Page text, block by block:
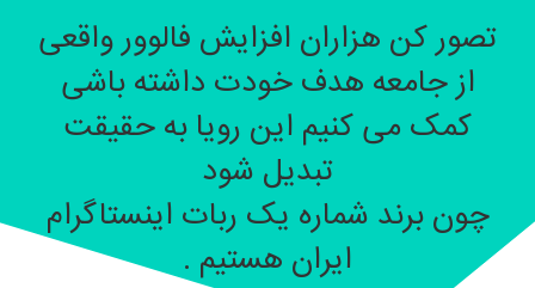
تصور کن هزاران افزایش فالوور واقعی
از جامعه هدف خودت داشته باشی
کمک می کنیم این رویا به حقیقت
تبدیل شود
چون برند شماره یک ربات اینستاگرام
ایران هستیم .